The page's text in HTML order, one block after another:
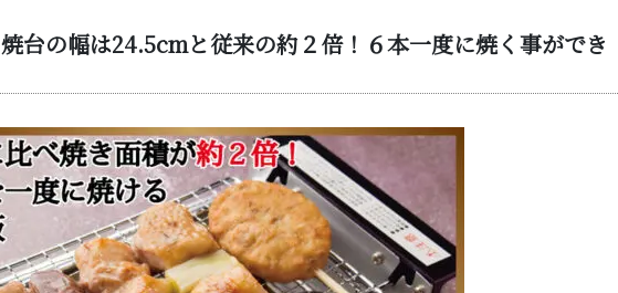
焼台の幅は24.5cmと従来の約２倍！６本一度に焼く事ができ